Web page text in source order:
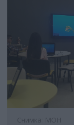
Снимка: МОН